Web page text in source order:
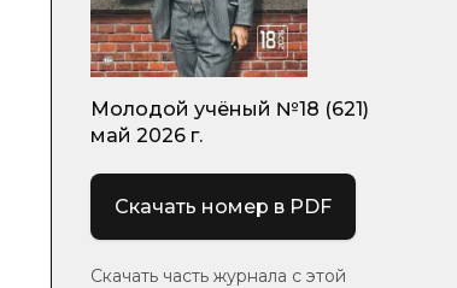
Молодой учёный №18 (621)
май 2026 г.
Скачать номер в PDF
Скачать часть журнала с этой